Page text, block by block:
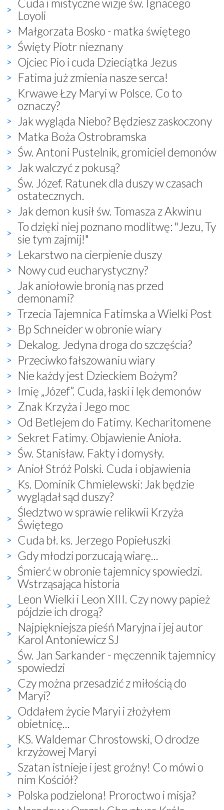
Cuda i mistyczne wizje św. Ignacego
Loyoli
Małgorzata Bosko - matka świętego
Święty Piotr nieznany
Ojciec Pio i cuda Dzieciątka Jezus
Fatima już zmienia nasze serca!
Krwawe Łzy Maryi w Polsce. Co to
oznaczy?
Jak wygląda Niebo? Będziesz zaskoczony
Matka Boża Ostrobramska
Św. Antoni Pustelnik, gromiciel demonów
Jak walczyć z pokusą?
Św. Józef. Ratunek dla duszy w czasach
ostatecznych.
Jak demon kusił św. Tomasza z Akwinu
To dzięki niej poznano modlitwę: "Jezu, Ty
sie tym zajmij!"
Lekarstwo na cierpienie duszy
Nowy cud eucharystyczny?
Jak aniołowie bronią nas przed
demonami?
Trzecia Tajemnica Fatimska a Wielki Post
Bp Schneider w obronie wiary
Dekalog. Jedyna droga do szczęścia?
Przeciwko fałszowaniu wiary
Nie każdy jest Dzieckiem Bożym?
Imię „Józef”. Cuda, łaski i lęk demonów
Znak Krzyża i Jego moc
Od Betlejem do Fatimy. Kecharitomene
Sekret Fatimy. Objawienie Anioła.
Św. Stanisław. Fakty i domysły.
Anioł Stróż Polski. Cuda i objawienia
Ks. Dominik Chmielewski: Jak będzie
wyglądał sąd duszy?
Śledztwo w sprawie relikwii Krzyża
Świętego
Cuda bł. ks. Jerzego Popiełuszki
Gdy młodzi porzucają wiarę...
Śmierć w obronie tajemnicy spowiedzi.
Wstrząsająca historia
Leon Wielki i Leon XIII. Czy nowy papież
pójdzie ich drogą?
Najpiękniejsza pieśń Maryjna i jej autor
Karol Antoniewicz SJ
Św. Jan Sarkander - męczennik tajemnicy
spowiedzi
Czy można przesadzić z miłością do
Maryi?
Oddałem życie Maryi i złożyłem
obietnicę...
KS. Waldemar Chrostowski, O drodze
krzyżowej Maryi
Szatan istnieje i jest groźny! Co mówi o
nim Kościół?
Polska podzielona! Proroctwo i misja?